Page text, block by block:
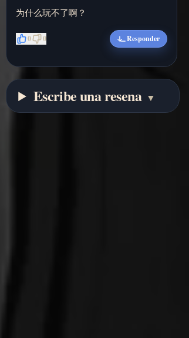
为什么玩不了啊？
0 0 Responder
Escribe una resena ▼